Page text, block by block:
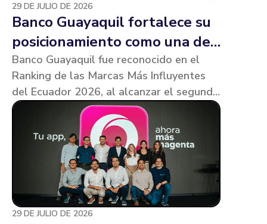
29 DE JULIO DE 2026
Banco Guayaquil fortalece su
posicionamiento como una de
las marcas más influyentes
del Ecuador
Banco Guayaquil fue reconocido en el
Ranking de las Marcas Más Influyentes
del Ecuador 2026, al alcanzar el segundo
lugar en la categoría Bancos, de acuerdo
con el estudio realizado por Ipsos en
alianza con la revista América Economía.
29 DE JULIO DE 2026